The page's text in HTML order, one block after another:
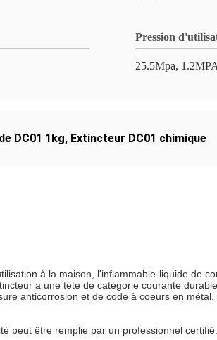
Pression
25.5Mpa,
DC01 1kg, Extincteur DC01 chimique
à la maison, l'inflammable-liquide de
a une tête de catégorie courante
anticorrosion et de code à coeurs en
peut être remplie par un professionnel